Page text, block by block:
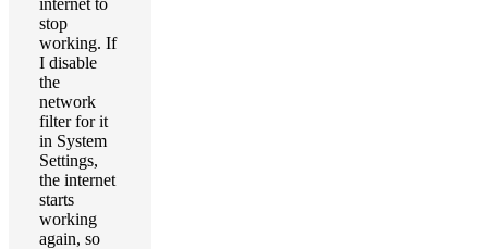
internet to
stop
working. If
I disable
the
network
filter for it
in System
Settings,
the internet
starts
working
again, so